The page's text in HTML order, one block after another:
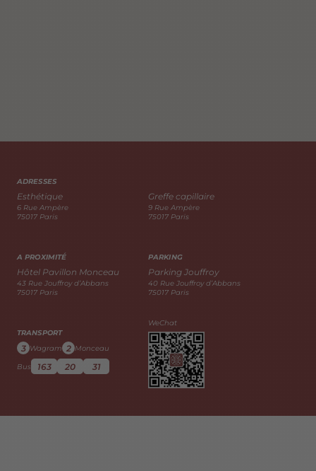
ADRESSES
Esthétique
6 Rue Ampère
75017 Paris
Greffe capillaire
9 Rue Ampère
75017 Paris
A PROXIMITÉ
Hôtel Pavillon Monceau
43 Rue Jouffroy d’Abbans
75017 Paris
PARKING
Parking Jouffroy
40 Rue Jouffroy d’Abbans
75017 Paris
TRANSPORT
3 Wagram 2 Monceau
Bus
163 20 31
WeChat